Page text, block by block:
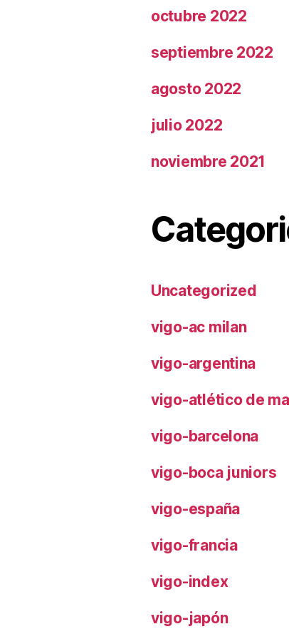
octubre 2022
septiembre 2022
agosto 2022
julio 2022
noviembre 2021
Uncategorized
vigo-ac milan
vigo-argentina
vigo-atlético de
vigo-barcelona
vigo-boca juniors
vigo-españa
vigo-francia
vigo-index
vigo-japón